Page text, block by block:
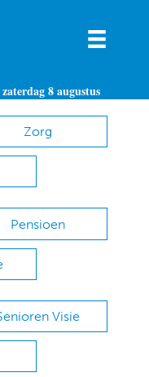
zaterdag 8 augustus
Zorg
Pensioen
Visie